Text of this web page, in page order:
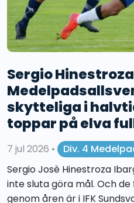
Sergio
skytteliga i
toppar på elva
7 jul 2026 •
Div. 4
Sergio Josè Hinestroza
inte sluta göra mål. Och
genom åren är i IFK